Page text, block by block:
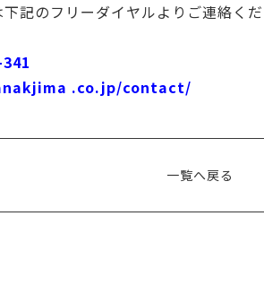
記のフリーダイヤルよりご連絡く
.co.jp/contact/
一覧へ戻る